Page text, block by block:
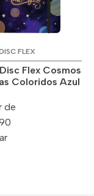
FLEX
Flex Cosmos
Coloridos Azul
de